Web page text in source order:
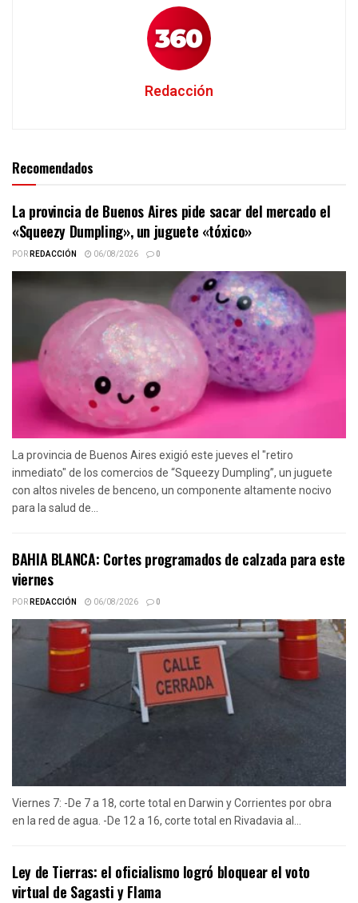
Redacción
Recomendados
La provincia de Buenos Aires pide sacar del mercado el
«Squeezy Dumpling», un juguete «tóxico»
PORREDACCIÓN 06/08/2026 0
La provincia de Buenos Aires exigió este jueves el "retiro
inmediato" de los comercios de “Squeezy Dumpling”, un juguete
con altos niveles de benceno, un componente altamente nocivo
para la salud de...
BAHIA BLANCA: Cortes programados de calzada para este
viernes
PORREDACCIÓN 06/08/2026 0
Viernes 7: -De 7 a 18, corte total en Darwin y Corrientes por obra
en la red de agua. -De 12 a 16, corte total en Rivadavia al...
Ley de Tierras: el oficialismo logró bloquear el voto
virtual de Sagasti y Flama